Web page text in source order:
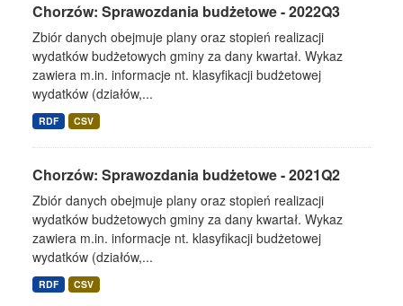
Chorzów: Sprawozdania budżetowe - 2022Q3
Zbiór danych obejmuje plany oraz stopień realizacji
wydatków budżetowych gminy za dany kwartał. Wykaz
zawiera m.in. informacje nt. klasyfikacji budżetowej
wydatków (działów,...
RDF CSV
Chorzów: Sprawozdania budżetowe - 2021Q2
Zbiór danych obejmuje plany oraz stopień realizacji
wydatków budżetowych gminy za dany kwartał. Wykaz
zawiera m.in. informacje nt. klasyfikacji budżetowej
wydatków (działów,...
RDF CSV